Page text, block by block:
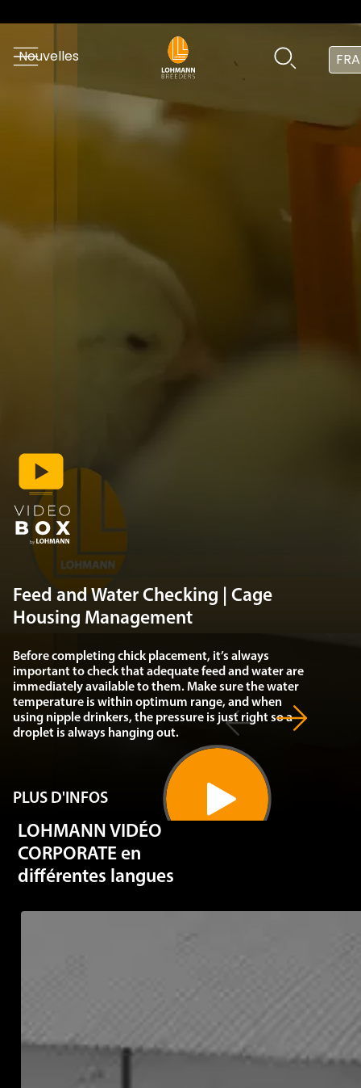
Feed and Water Checking | Cage
Housing Management
important to check that adequate feed and water are
immediately available to them. Make sure the water
temperature is within optimum range, and when
using nipple drinkers, the pressure is just right so a
droplet is always hanging out.
PLUS D'INFOS
LOHMANN VIDÉO
CORPORATE en
différentes langues